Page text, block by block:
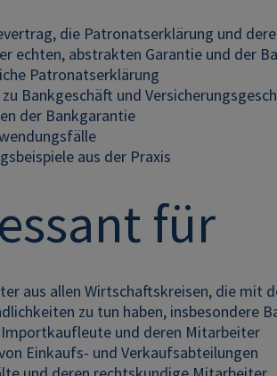
die Patronatserklärung und
echten, abstrakten Garantie und der
Patronatserklärung
Bankgeschäft und
der Bankgarantie
aus der Praxis
für
aus allen Wirtschaftskreisen, die mit
zu tun haben, insbesondere
und deren Mitarbeiter
Einkaufs- und Verkaufsabteilungen